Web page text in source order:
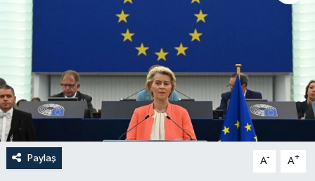
Paylaş A- A+
Bi̇li̇m & Teknoloji̇
Eği̇ti̇m